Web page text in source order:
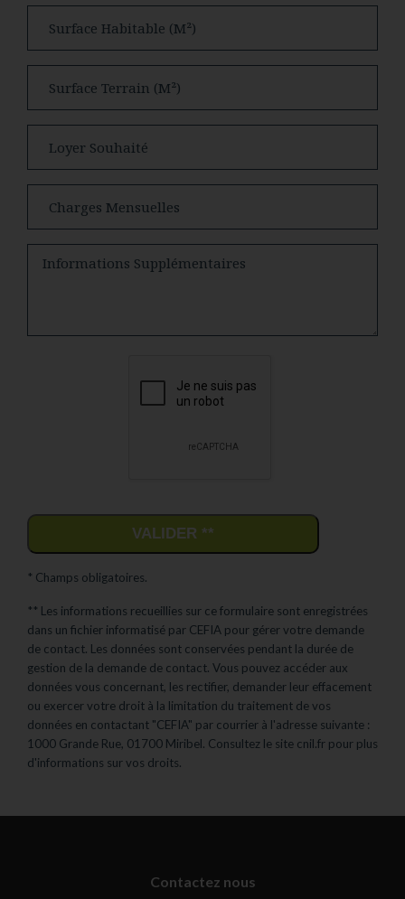
Informations supplémentaires
VALIDER **
* Champs obligatoires.
** Les informations recueillies sur ce formulaire sont enregistrées
dans un fichier informatisé par CEFIA pour gérer votre demande
de contact. Les données sont conservées pendant la durée de
gestion de la demande de contact. Vous pouvez accéder aux
données vous concernant, les rectifier, demander leur effacement
ou exercer votre droit à la limitation du traitement de vos
données en contactant "CEFIA" par courrier à l'adresse suivante :
1000 Grande Rue, 01700 Miribel. Consultez le site cnil.fr pour plus
d'informations sur vos droits.
Contactez nous